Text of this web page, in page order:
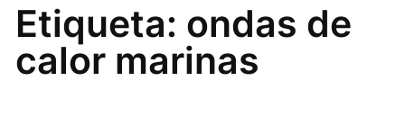
Etiqueta: ondas de
calor marinas